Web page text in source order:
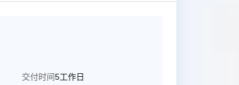
交付时间5工作日